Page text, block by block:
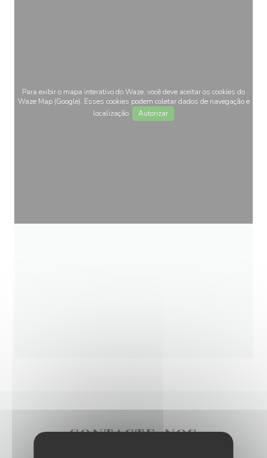
Para exibir o mapa interativo do Waze, você deve aceitar os cookies do
Waze Map (Google). Esses cookies podem coletar dados de navegação e
localização.
Autorizar
CONTACTE-NOS